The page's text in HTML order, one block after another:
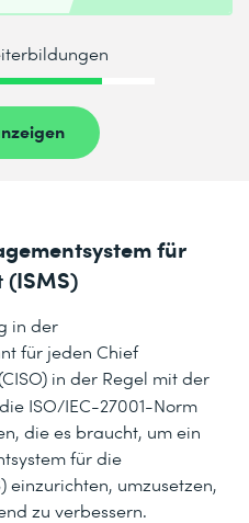
für
in der
für jeden Chief
in der Regel mit der
ISO/IEC-27001-Norm
die es braucht, um ein
für die
einzurichten, umzusetzen,
zu verbessern.